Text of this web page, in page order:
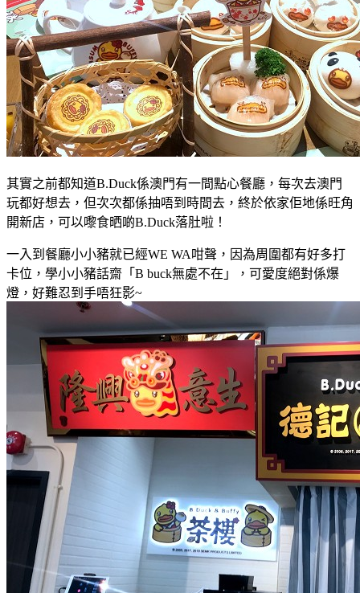
其實之前都知道B.Duck係澳門有一間點心餐廳 ，每次去澳門
玩都好想去 ，但次次都係抽唔到時間去 ，終於依家佢地係旺角
開新店 ，可以嚟食晒啲B.Duck落肚啦！
一入到餐廳小小豬就已經WE WA咁聲 ，因為周圍都有好多打
卡位，學小小豬話齋「B buck無處不在」，可愛度絕對係爆
燈，好難忍到手唔狂影~